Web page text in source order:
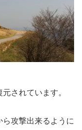
されています。
攻撃出来るように